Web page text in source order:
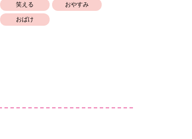
笑える おやすみ
おばけ